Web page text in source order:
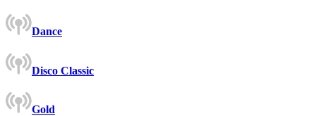
Dance
Disco Classic
Gold